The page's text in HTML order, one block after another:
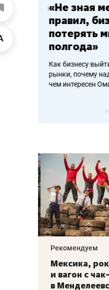
работа «Не зная
правил,
потерять
полгода»
Как бизнесу
рынки, почему
чем интересен
Рекомендуем
Мексика,
и вагон с
в